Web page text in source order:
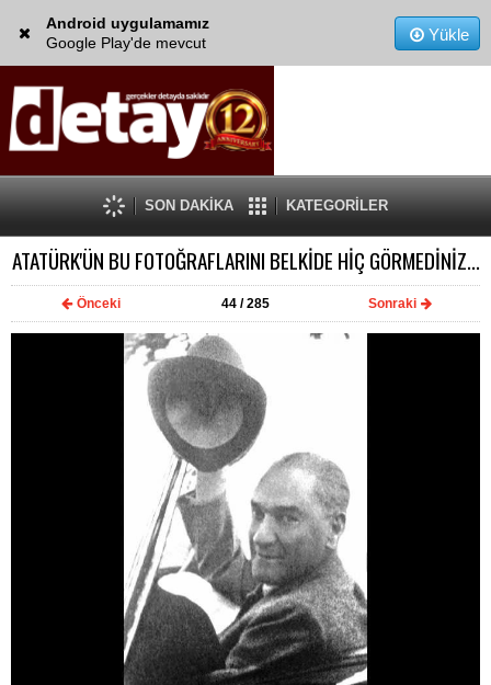
Android uygulamamız
Google Play'de mevcut
Yükle
SON DAKİKA KATEGORİLER
ATATÜRK'ÜN BU FOTOĞRAFLARINI BELKİDE HİÇ GÖRMEDİNİZ...
Önceki 44/ 285 Sonraki